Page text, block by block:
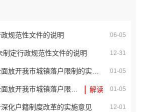
规范性文件的说明 06-05
定行政规范性文件的说明 12-31
01-05
| 解读 01-05
化户籍制度改革的实施意见 12-01